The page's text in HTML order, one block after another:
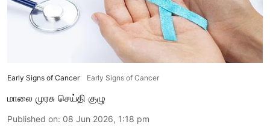
Early Signs of Cancer Early Signs of Cancer
மாலை முரசு செய்தி குழு
Published on: 08 Jun 2026, 1:18 pm